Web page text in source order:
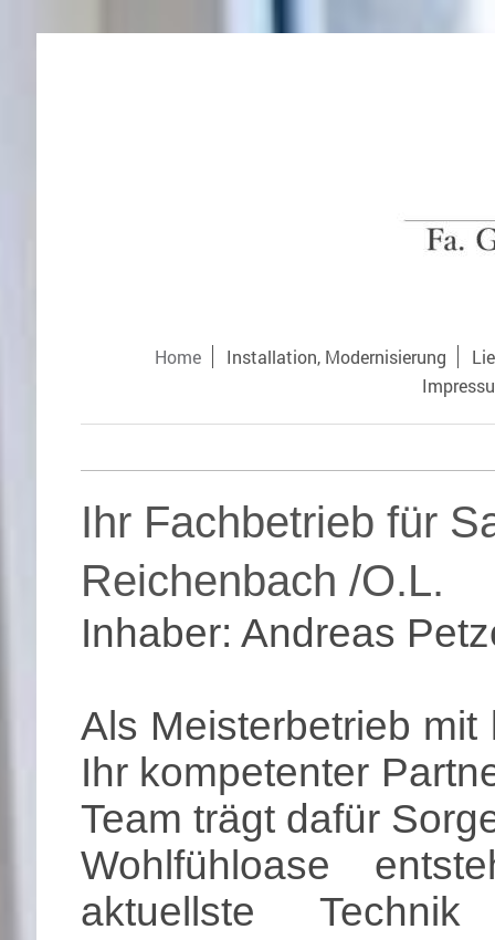
Home Installation, Modernisierung
Ihr Fachbetrieb für
Reichenbach
Inhaber: Andreas
Als Meisterbetrieb
Ihr kompetenter
Team trägt dafür
Wohlfühloase
aktuellste